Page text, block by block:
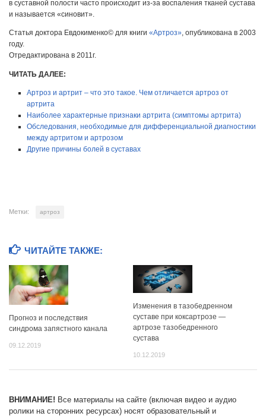
в суставной полости часто происходит из-за воспаления тканей сустава
и называется «синовит».
Статья доктора Евдокименко© для книги «Артроз», опубликована в 2003
году.
Отредактирована в 2011г.
ЧИТАТЬ ДАЛЕЕ:
Артроз и артрит – что это такое. Чем отличается артроз от
артрита
Наиболее характерные признаки артрита (симптомы артрита)
Обследования, необходимые для дифференциальной диагностики
между артритом и артрозом
Другие причины болей в суставах
Метки: артроз
ЧИТАЙТЕ ТАКЖЕ:
Прогноз и последствия
синдрома запястного канала
09.12.2019
Изменения в тазобедренном
суставе при коксартрозе —
артрозе тазобедренного
сустава
10.12.2019
ВНИМАНИЕ! Все материалы на сайте (включая видео и аудио
ролики на сторонних ресурсах) носят образовательный и